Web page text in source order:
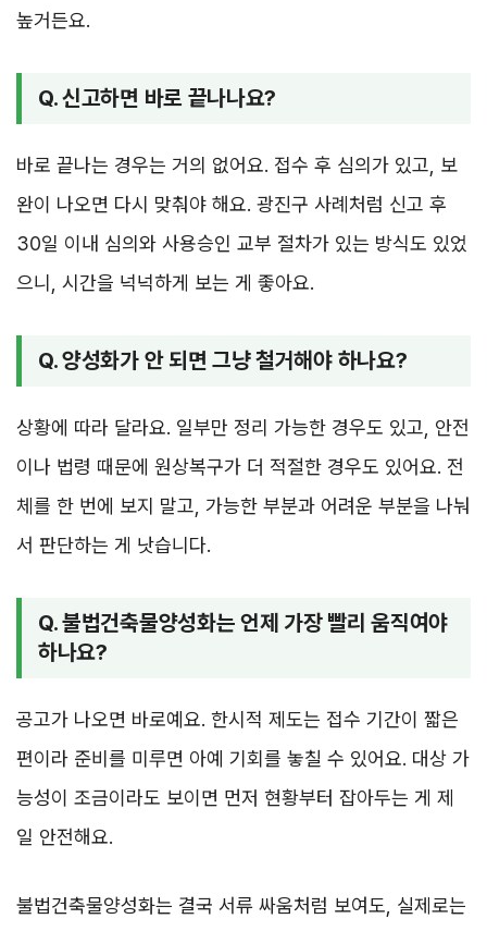
높거든요.
Q. 신고하면 바로 끝나나요?
바로 끝나는 경우는 거의 없어요. 접수 후 심의가 있고, 보
완이 나오면 다시 맞춰야 해요. 광진구 사례처럼 신고 후
30일 이내 심의와 사용승인 교부 절차가 있는 방식도 있었
으니, 시간을 넉넉하게 보는 게 좋아요.
Q. 양성화가 안 되면 그냥 철거해야 하나요?
상황에 따라 달라요. 일부만 정리 가능한 경우도 있고, 안전
이나 법령 때문에 원상복구가 더 적절한 경우도 있어요. 전
체를 한 번에 보지 말고, 가능한 부분과 어려운 부분을 나눠
서 판단하는 게 낫습니다.
Q. 불법건축물양성화는 언제 가장 빨리 움직여야
하나요?
공고가 나오면 바로예요. 한시적 제도는 접수 기간이 짧은
편이라 준비를 미루면 아예 기회를 놓칠 수 있어요. 대상 가
능성이 조금이라도 보이면 먼저 현황부터 잡아두는 게 제
일 안전해요.
불법건축물양성화는 결국 서류 싸움처럼 보여도, 실제로는